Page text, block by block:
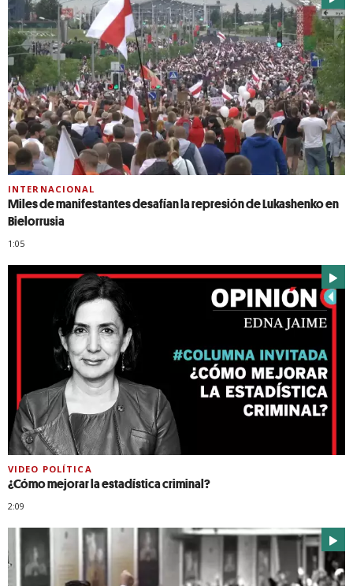
INTERNACIONAL
Miles de manifestantes desafían la represión de Lukashenko en
Bielorrusia
1:05
VIDEO POLÍTICA
¿Cómo mejorar la estadística criminal?
2:09